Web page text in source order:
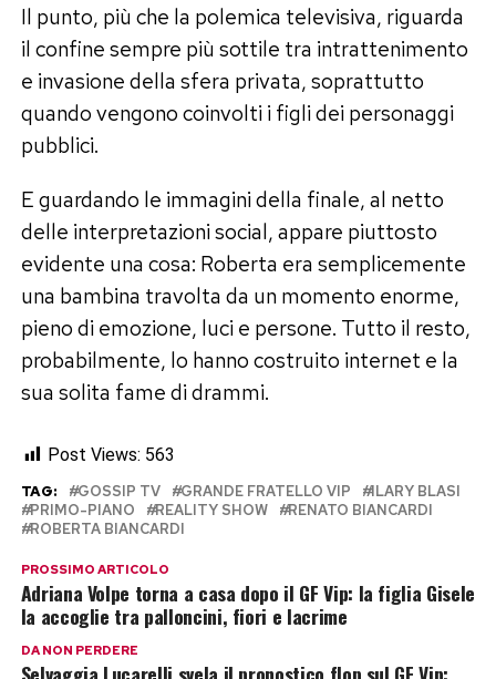
Il punto, più che la polemica televisiva, riguarda
il confine sempre più sottile tra intrattenimento
e invasione della sfera privata, soprattutto
quando vengono coinvolti i figli dei personaggi
pubblici.
E guardando le immagini della finale, al netto
delle interpretazioni social, appare piuttosto
evidente una cosa: Roberta era semplicemente
una bambina travolta da un momento enorme,
pieno di emozione, luci e persone. Tutto il resto,
probabilmente, lo hanno costruito internet e la
sua solita fame di drammi.
Post Views: 563
TAG: GOSSIP TV GRANDE FRATELLO VIP
ILARY BLASI
PRIMO-PIANO
REALITY SHOW
RENATO BIANCARDI
ROBERTA BIANCARDI
PROSSIMO ARTICOLO
Adriana Volpe torna a casa dopo il GF Vip: la figlia Gisele
la accoglie tra palloncini, fiori e lacrime
DA NON PERDERE